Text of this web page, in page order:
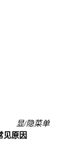
显/隐菜单
见原因